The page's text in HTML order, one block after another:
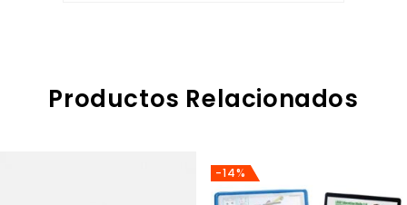
Productos Relacionados
-14%